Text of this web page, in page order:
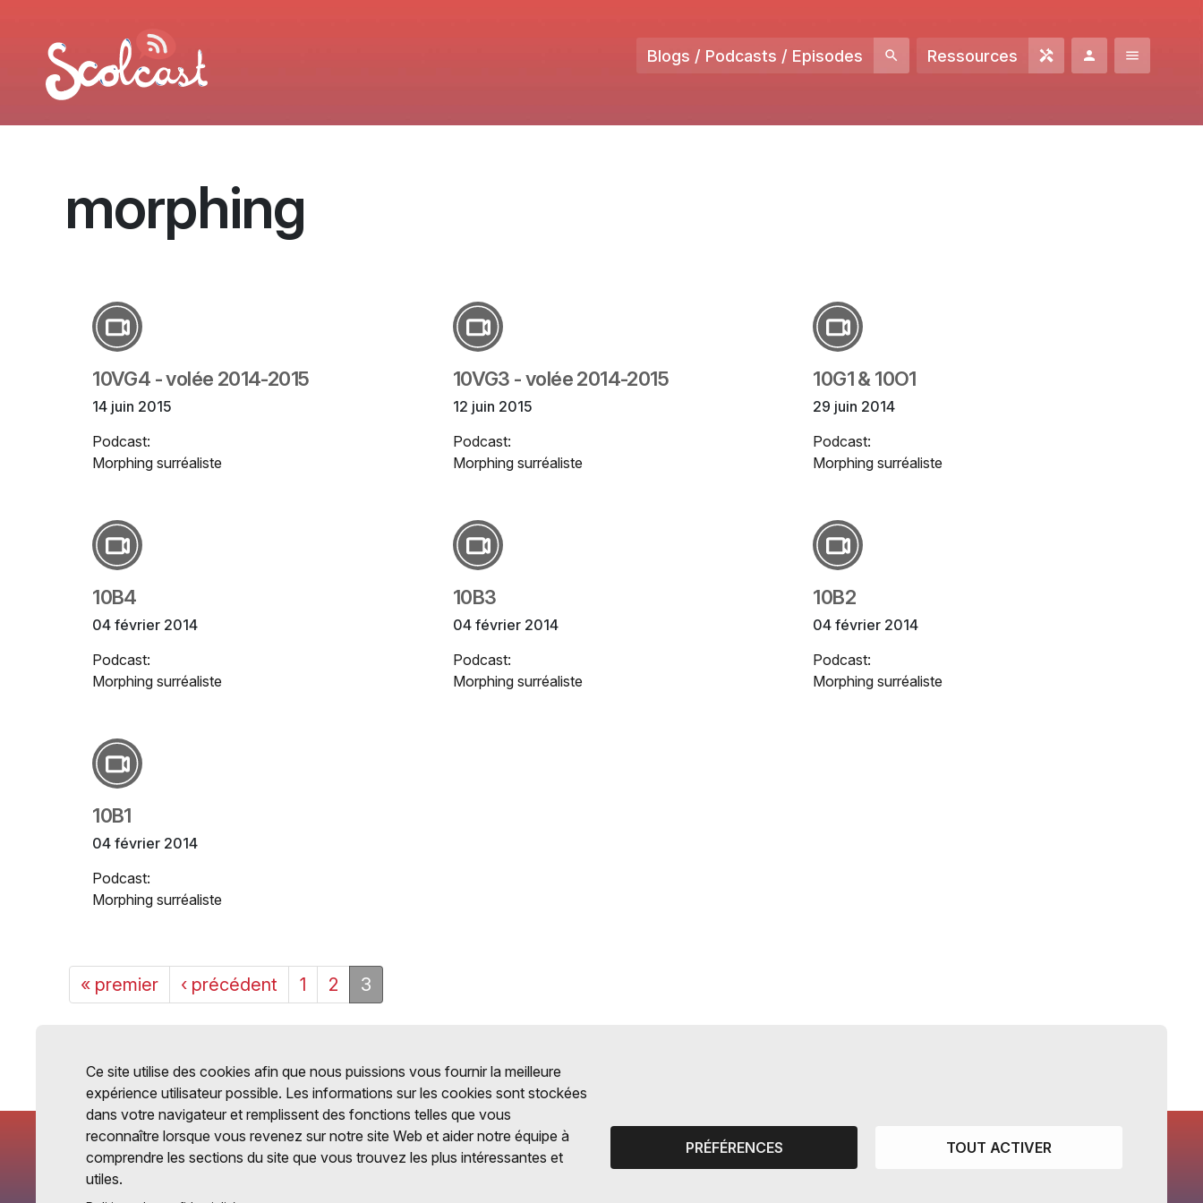
Blogs / Podcasts / Episodes Ressources
morphing
10VG4 - volée 2014-2015
14 juin 2015
Podcast:
Morphing surréaliste
10VG3 - volée 2014-2015
12 juin 2015
Podcast:
Morphing surréaliste
10G1 & 10O1
29 juin 2014
Podcast:
Morphing surréaliste
10B4
04 février 2014
Podcast:
Morphing surréaliste
10B3
04 février 2014
Podcast:
Morphing surréaliste
10B2
04 février 2014
Podcast:
Morphing surréaliste
10B1
04 février 2014
Podcast:
Morphing surréaliste
« premier ‹ précédent 1 2 3
Ce site utilise des cookies afin que nous puissions vous fournir la meilleure
expérience utilisateur possible. Les informations sur les cookies sont stockées
dans votre navigateur et remplissent des fonctions telles que vous
reconnaître lorsque vous revenez sur notre site Web et aider notre équipe à
comprendre les sections du site que vous trouvez les plus intéressantes et
utiles.
PRÉFÉRENCES TOUT ACTIVER